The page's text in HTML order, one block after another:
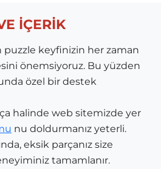
İÇERİK
puzzle keyfinizin her zaman
önemsiyoruz. Bu yüzden
özel bir destek
halinde web sitemizde yer
nu doldurmanız yeterli.
eksik parçanız size
tamamlanır.